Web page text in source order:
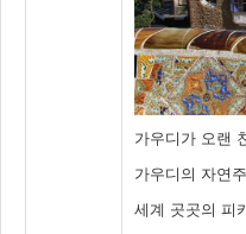
가우디가 오랜
가우디의 자연
세계 곳곳의 피